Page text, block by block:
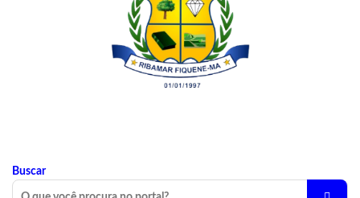
Buscar